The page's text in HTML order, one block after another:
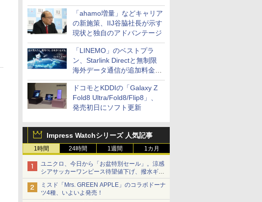
「ahamo増量」などキャリア
の新施策、IIJ谷脇社長が示す
現状と独自のアドバンテージ
「LINEMO」のベストプラ
ン、Starlink Directと無制限
海外データ通信が追加料金な
しに
ドコモとKDDIの「Galaxy Z
Fold8 Ultra/Fold8/Flip8」、
発売初日にソフト更新
Impress Watchシリーズ 人気記事
1時間 24時間 1週間 1カ月
ユニクロ、今日から「お盆特別セール」。涼感
シアサッカーワンピース待望値下げ、撥水ギア
ショーツは1990円に
ミスド「Mrs. GREEN APPLE」のコラボドーナ
ツ4種、いよいよ発売！